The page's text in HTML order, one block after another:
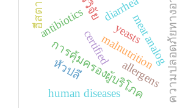
malnutrition
diarrhea
meat analogความปลอดภัยทางอาหาร
การคุ้มครองผู้บริโภค
antibiotics
certified
human diseases
yeasts
allergens
หัวปลี